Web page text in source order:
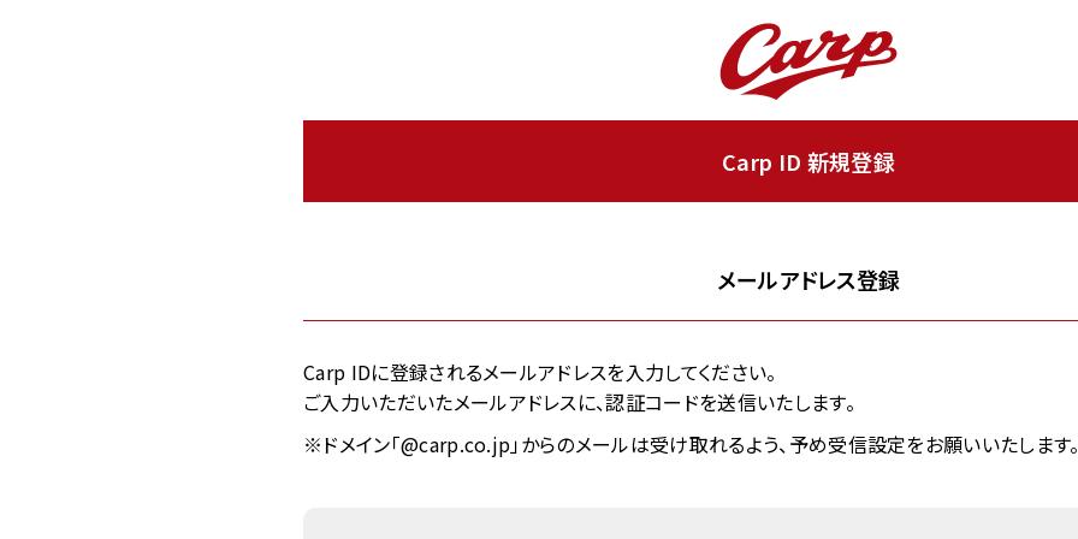
Carp ID 新規登録
メールアドレス登録
Carp IDに登録されるメールアドレスを入力してください。
ご入力いただいたメールアドレスに、認証コードを送信いたします。
※ドメイン「@carp.co.jp」からのメールは受け取れるよう、予め受信設定をお願いいたします